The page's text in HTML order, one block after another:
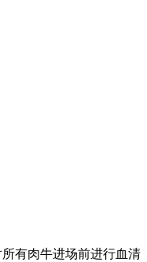
有肉牛进场前进行血清